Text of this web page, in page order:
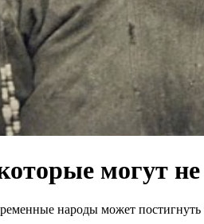
могут
народы может постигнуть